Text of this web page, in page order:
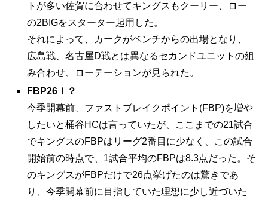
トが多い佐賀に合わせてキングスもクーリー、ロー
の2BIGをスターター起用した。
それによって、カークがベンチからの出場となり、
広島戦、名古屋D戦とは異なるセカンドユニットの組
み合わせ、ローテーションが見られた。
FBP26！？
今季開幕前、ファストブレイクポイント(FBP)を増や
したいと桶谷HCは言っていたが、ここまでの21試合
でキングスのFBPはリーグ2番目に少なく、この試合
開始前の時点で、1試合平均のFBPは8.3点だった。そ
のキングスがFBPだけで26点挙げたのは驚きであ
り、今季開幕前に目指していた理想に少し近づいた